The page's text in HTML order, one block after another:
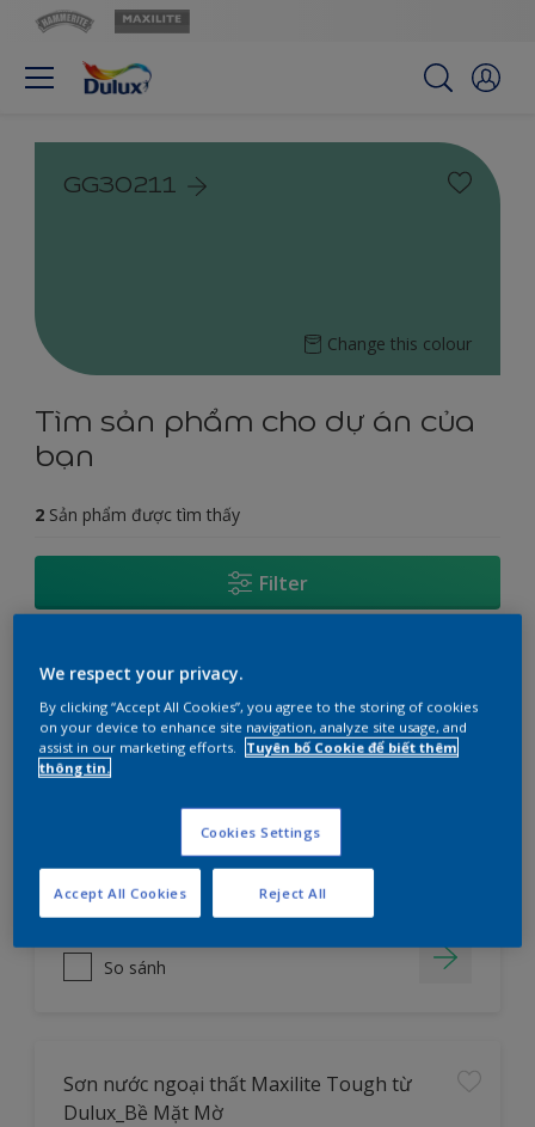
GG30211
Change this colour
Tìm sản phẩm cho dự án của
bạn
2 Sản phẩm được tìm thấy
Filter
Sơn nước ngoại thất Maxilite Tough từ
Dulux_Bề mặt Bóng Mờ
Chống bong tróc và nấm mốc hiệu
cửa hàng
So sánh
Sơn nước ngoại thất Maxilite Tough từ
Dulux_Bề Mặt Mờ
We respect your privacy.
By clicking “Accept All Cookies”, you agree to the storing of cookies
on your device to enhance site navigation, analyze site usage, and
assist in our marketing efforts.
Tuyên bố Cookie để biết thêm
thông tin.
Cookies Settings
Reject All
Accept All Cookies